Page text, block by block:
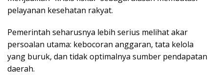
pelayanan kesehatan rakyat.
Pemerintah seharusnya lebih serius melihat akar
persoalan utama: kebocoran anggaran, tata kelola
yang buruk, dan tidak optimalnya sumber pendapatan
daerah.